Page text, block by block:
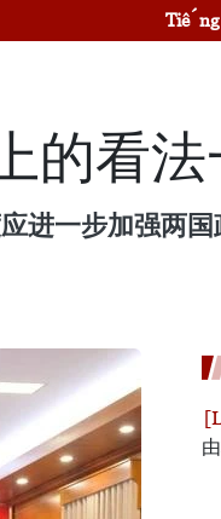
Tiếng
的看法
进一步加强两